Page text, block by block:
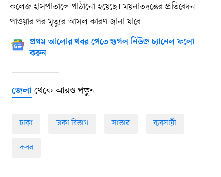
কলেজ হাসপাতালে পাঠানো হয়েছে। ময়নাতদন্তের প্রতিবেদন
পাওয়ার পর মৃত্যুর আসল কারণ জানা যাবে।
প্রথম আলোর খবর পেতে গুগল নিউজ চ্যানেল ফলো
করুন
জেলাথেকে আরও পড়ুন
ঢাকা ঢাকা বিভাগ সাভার ব্যবসায়ী
কবর